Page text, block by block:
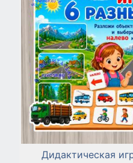
Дидактическая